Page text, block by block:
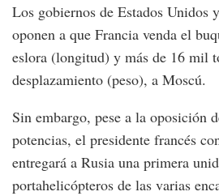
Los gobiernos de Estados Unidos
oponen a que Francia venda el
eslora (longitud) y más de 16 mil
desplazamiento (peso), a Moscú.
Sin embargo, pese a la oposición
potencias, el presidente francés
entregará a Rusia una primera
portahelicópteros de las varias